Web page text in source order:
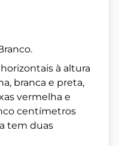
à altura
branca e preta,
vermelha e
centímetros
tem duas